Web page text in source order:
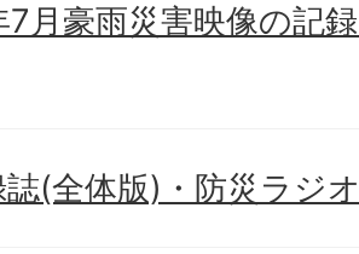
7月豪雨災害映像の記
誌(全体版)・防災ラジ